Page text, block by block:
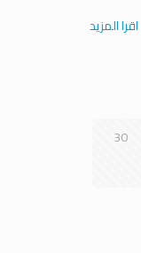
اقرا المزيد
30